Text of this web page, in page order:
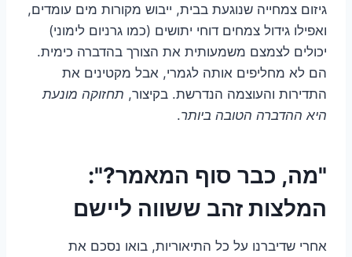
גיזום צמחייה שנוגעת בבית, ייבוש מקורות מים עומדים,
ואפילו גידול צמחים דוחי יתושים (כמו גרניום לימוני)
יכולים לצמצם משמעותית את הצורך בהדברה כימית.
הם לא מחליפים אותה לגמרי, אבל מקטינים את
התדירות והעוצמה הנדרשת. בקיצור, תחזוקה מונעת
היא ההדברה הטובה ביותר.
"מה, כבר סוף המאמר?":
המלצות זהב ששווה ליישם
אחרי שדיברנו על כל התיאוריות, בואו נסכם את